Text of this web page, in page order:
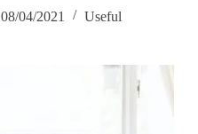
08/04/2021 Useful